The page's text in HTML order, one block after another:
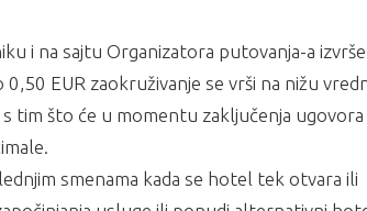
i na sajtu Organizatora putovanja-a
EUR zaokruživanje se vrši na nižu
tim što će u momentu zaključenja
smenama kada se hotel tek otvara ili